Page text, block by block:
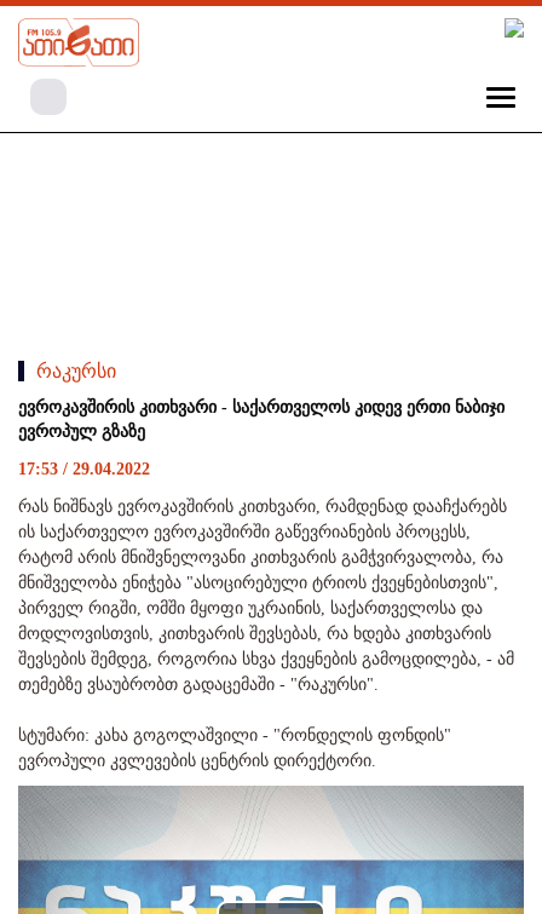
რაკურსი
ევროკავშირის კითხვარი - საქართველოს კიდევ ერთი ნაბიჯი
ევროპულ გზაზე
17:53 / 29.04.2022
რას ნიშნავს ევროკავშირის კითხვარი, რამდენად დააჩქარებს
ის საქართველო ევროკავშირში გაწევრიანების პროცესს,
რატომ არის მნიშვნელოვანი კითხვარის გამჭვირვალობა, რა
მნიშველობა ენიჭება "ასოცირებული ტრიოს ქვეყნებისთვის",
პირველ რიგში, ომში მყოფი უკრაინის, საქართველოსა და
მოდლოვისთვის, კითხვარის შევსებას, რა ხდება კითხვარის
შევსების შემდეგ, როგორია სხვა ქვეყნების გამოცდილება, - ამ
თემებზე ვსაუბრობთ გადაცემაში - "რაკურსი".
სტუმარი: კახა გოგოლაშვილი - "რონდელის ფონდის"
ევროპული კვლევების ცენტრის დირექტორი.